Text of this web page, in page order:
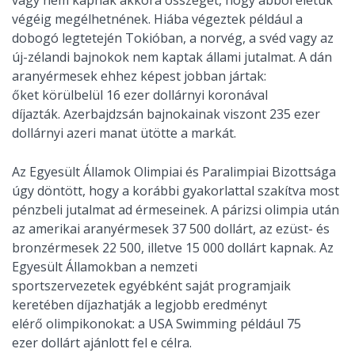
végéig megélhetnének. Hiába végeztek például a
dobogó legtetején Tokióban, a norvég, a svéd vagy az
új-zélandi bajnokok nem kaptak állami jutalmat. A dán
aranyérmesek ehhez képest jobban jártak:
őket körülbelül 16 ezer dollárnyi koronával
díjazták. Azerbajdzsán bajnokainak viszont 235 ezer
dollárnyi azeri manat ütötte a markát.
Az Egyesült Államok Olimpiai és Paralimpiai Bizottsága
úgy döntött, hogy a korábbi gyakorlattal szakítva most
pénzbeli jutalmat ad érmeseinek. A párizsi olimpia után
az amerikai aranyérmesek 37 500 dollárt, az ezüst- és
bronzérmesek 22 500, illetve 15 000 dollárt kapnak. Az
Egyesült Államokban a nemzeti
sportszervezetek egyébként saját programjaik
keretében díjazhatják a legjobb eredményt
elérő olimpikonokat: a USA Swimming például 75
ezer dollárt ajánlott fel e célra.